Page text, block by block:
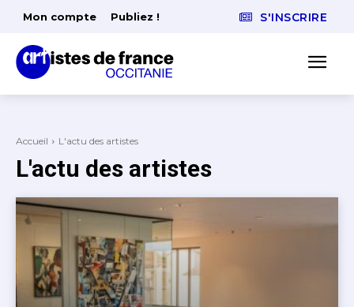
Mon compte Publiez ! S'INSCRIRE
Accueil L'actu des artistes
L'actu des artistes